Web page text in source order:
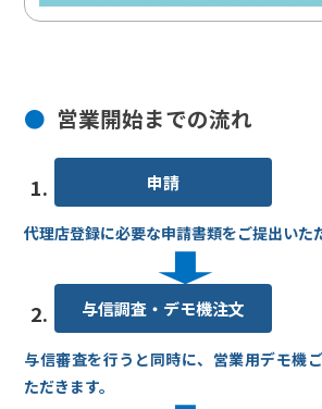
営業開始までの流れ
1. 申請
代理店登録に必要な申請書類をご提出いた
2. 与信調査・デモ機注文
与信審査を行うと同時に、営業用デモ機
ただきます。